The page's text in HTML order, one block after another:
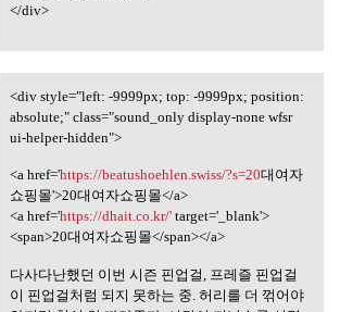
</div>
style="left: -9999px;
<div style="left: -9999px; top: -9999px; position:
absolute;" class="sound_only display-none wfsr
ui-helper-hidden">
<a href='https://beatushoehlen.swiss/?s=20대여자
쇼핑몰'>20대여자쇼핑몰</a>
<a href='https://dhait.co.kr/'target='_blank'>
<span>20대여자쇼핑몰</span></a>
다사다난했던 이번 시즌 핀업걸, 프레즐 핀업걸
이 핀업걸처럼 되지 못하는 중. 허리를 더 꺾어야